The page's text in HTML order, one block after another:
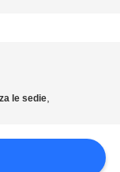
le sedie,